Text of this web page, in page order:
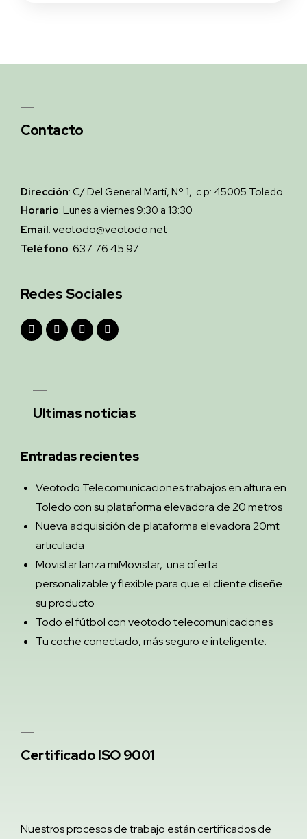
Contacto
Dirección: C/ Del General Martí, Nº 1, c.p: 45005 Toledo
Horario: Lunes a viernes 9:30 a 13:30
Email: veotodo@veotodo.net
Teléfono: 637 76 45 97
Redes Sociales
Ultimas noticias
Entradas recientes
Veotodo Telecomunicaciones trabajos en altura en
Toledo con su plataforma elevadora de 20 metros
Nueva adquisición de plataforma elevadora 20mt
articulada
Movistar lanza miMovistar, una oferta
personalizable y flexible para que el cliente diseñe
su producto
Todo el fútbol con veotodo telecomunicaciones
Tu coche conectado, más seguro e inteligente.
Certificado ISO 9001
Nuestros procesos de trabajo están certificados de